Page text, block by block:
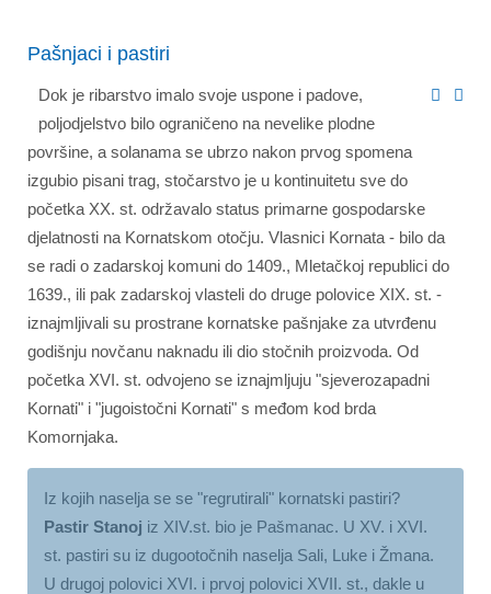
Pašnjaci i pastiri
Dok je ribarstvo imalo svoje uspone i padove,
poljodjelstvo bilo ograničeno na nevelike plodne
površine, a solanama se ubrzo nakon prvog spomena
izgubio pisani trag, stočarstvo je u kontinuitetu sve do
početka XX. st. održavalo status primarne gospodarske
djelatnosti na Kornatskom otočju. Vlasnici Kornata - bilo da
se radi o zadarskoj komuni do 1409., Mletačkoj republici do
1639., ili pak zadarskoj vlasteli do druge polovice XIX. st. -
iznajmljivali su prostrane kornatske pašnjake za utvrđenu
godišnju novčanu naknadu ili dio stočnih proizvoda. Od
početka XVI. st. odvojeno se iznajmljuju "sjeverozapadni
Kornati" i "jugoistočni Kornati" s međom kod brda
Komornjaka.
Iz kojih naselja se se "regrutirali" kornatski pastiri?
Pastir Stanoj iz XIV.st. bio je Pašmanac. U XV. i XVI.
st. pastiri su iz dugootočnih naselja Sali, Luke i Žmana.
U drugoj polovici XVI. i prvoj polovici XVII. st., dakle u